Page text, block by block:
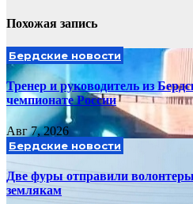
Похожая запись
Бердские новости
Тренер и руководитель из
чемпионате России
Авг 7, 2026
Бердские новости
Две фуры отправили
землякам